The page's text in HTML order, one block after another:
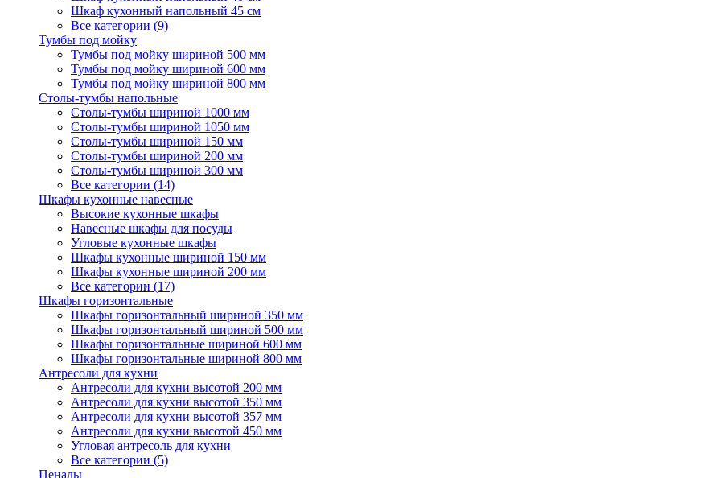
Шкаф кухонный напольный 45 см
Все категории (9)
Тумбы под мойку
Тумбы под мойку шириной 500 мм
Тумбы под мойку шириной 600 мм
Тумбы под мойку шириной 800 мм
Столы-тумбы напольные
Столы-тумбы шириной 1000 мм
Столы-тумбы шириной 1050 мм
Столы-тумбы шириной 150 мм
Столы-тумбы шириной 200 мм
Столы-тумбы шириной 300 мм
Все категории (14)
Шкафы кухонные навесные
Высокие кухонные шкафы
Навесные шкафы для посуды
Угловые кухонные шкафы
Шкафы кухонные шириной 150 мм
Шкафы кухонные шириной 200 мм
Все категории (17)
Шкафы горизонтальные
Шкафы горизонтальный шириной 350 мм
Шкафы горизонтальный шириной 500 мм
Шкафы горизонтальные шириной 600 мм
Шкафы горизонтальные шириной 800 мм
Антресоли для кухни
Антресоли для кухни высотой 200 мм
Антресоли для кухни высотой 350 мм
Антресоли для кухни высотой 357 мм
Антресоли для кухни высотой 450 мм
Угловая антресоль для кухни
Все категории (5)
Пеналы